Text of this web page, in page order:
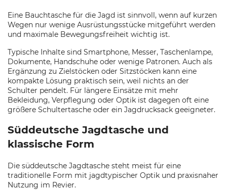
Eine Bauchtasche für die Jagd ist sinnvoll, wenn auf kurzen
Wegen nur wenige Ausrüstungsstücke mitgeführt werden
und maximale Bewegungsfreiheit wichtig ist.
Typische Inhalte sind Smartphone, Messer, Taschenlampe,
Dokumente, Handschuhe oder wenige Patronen. Auch als
Ergänzung zu Zielstöcken oder Sitzstöcken kann eine
kompakte Lösung praktisch sein, weil nichts an der
Schulter pendelt. Für längere Einsätze mit mehr
Bekleidung, Verpflegung oder Optik ist dagegen oft eine
größere Schultertasche oder ein Jagdrucksack geeigneter.
Süddeutsche Jagdtasche und
klassische Form
Die süddeutsche Jagdtasche steht meist für eine
traditionelle Form mit jagdtypischer Optik und praxisnaher
Nutzung im Revier.